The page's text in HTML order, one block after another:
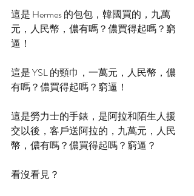
這是 Hermes 的包包，韓國買的，九萬
元，人民幣，儂有嗎？儂買得起嗎？窮
逼！
這是 YSL 的頸巾，一萬元，人民幣，儂
有嗎？儂買得起嗎？窮逼！
這是勞力士的手錶，是阿拉和陌生人援
交以後，客戶送阿拉的，九萬元，人民
幣，儂有嗎？儂買得起嗎？窮逼？
看沒看見？